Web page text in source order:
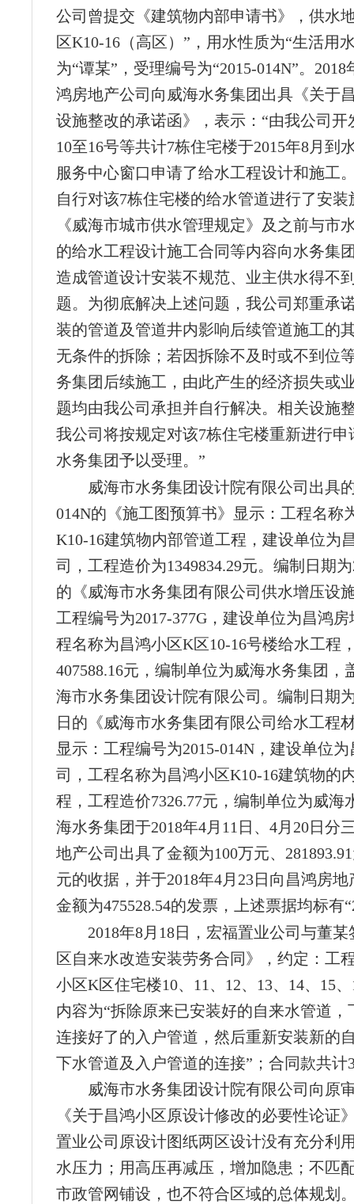
公司曾提交《建筑物内部申请书》，供水
区K10-16（高区）”，用水性质为“生活用
为“谭某”，受理编号为“2015-014N”。2018
鸿房地产公司向威海水务集团出具《关于
设施整改的承诺函》，表示：“由我公司开
10至16号等共计7栋住宅楼于2015年8月到
服务中心窗口申请了给水工程设计和施工
自行对该7栋住宅楼的给水管道进行了安装
《威海市城市供水管理规定》及之前与市
的给水工程设计施工合同等内容向水务集
造成管道设计安装不规范、业主供水得不
题。为彻底解决上述问题，我公司郑重承
装的管道及管道井内影响后续管道施工的
无条件的拆除；若因拆除不及时或不到位
务集团后续施工，由此产生的经济损失或
题均由我公司承担并自行解决。相关设施
我公司将按规定对该7栋住宅楼重新进行申
水务集团予以受理。”
威海市水务集团设计院有限公司出具
014N的《施工图预算书》显示：工程名称
K10-16建筑物内部管道工程，建设单位为
司，工程造价为1349834.29元。编制日期
的《威海市水务集团有限公司供水增压设
工程编号为2017-377G，建设单位为昌鸿
程名称为昌鸿小区K区10-16号楼给水工程
407588.16元，编制单位为威海水务集团，
海市水务集团设计院有限公司。编制日期
日的《威海市水务集团有限公司给水工程
显示：工程编号为2015-014N，建设单位
司，工程名称为昌鸿小区K10-16建筑物的
程，工程造价7326.77元，编制单位为威海
海水务集团于2018年4月11日、4月20日分
地产公司出具了金额为100万元、
元的收据，并于2018年4月23日向昌鸿房
金额为475528.54的发票，上述票据均标有
2018年8月18日，宏福置业公司与董
区自来水改造安装劳务合同》，约定：工
小区K区住宅楼10、11、12、13、14、15
内容为“拆除原来已安装好的自来水管道，
连接好了的入户管道，然后重新安装新的
下水管道及入户管道的连接”；合同款共计
威海市水务集团设计院有限公司向原
《关于昌鸿小区原设计修改的必要性论证
置业公司原设计图纸两区设计没有充分利
水压力；用高压再减压，增加隐患；不匹
市政管网铺设，也不符合区域的总体规划